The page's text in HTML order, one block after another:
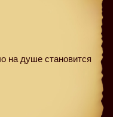
на душе становится